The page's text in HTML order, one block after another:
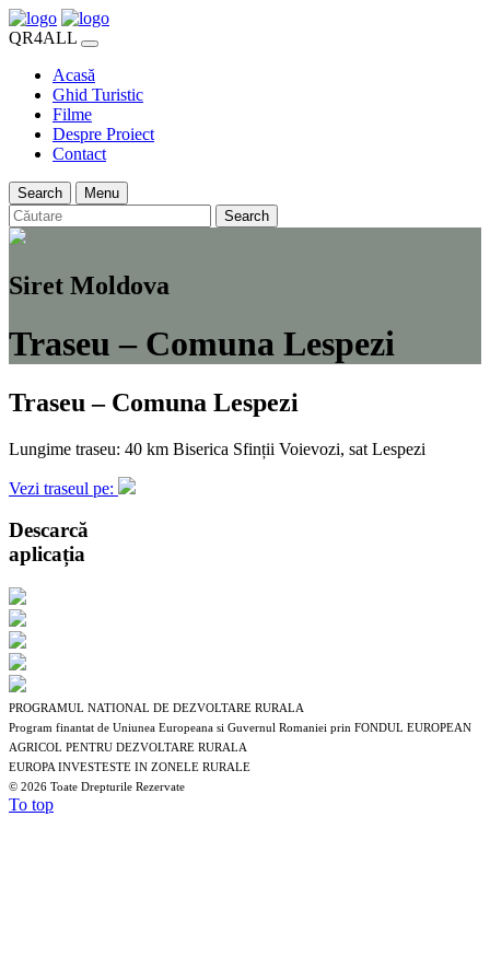
QR4ALL
Acasă
Ghid Turistic
Filme
Despre Proiect
Contact
Search
Menu
Search
Siret Moldova
Traseu – Comuna Lespezi
Traseu – Comuna Lespezi
Lungime traseu: 40 km Biserica Sfinții Voievozi, sat Lespezi
Vezi traseul pe:
Descarcă
aplicația
PROGRAMUL NATIONAL DE DEZVOLTARE RURALA
Program finantat de Uniunea Europeana si Guvernul Romaniei prin FONDUL EUROPEAN
AGRICOL PENTRU DEZVOLTARE RURALA
EUROPA INVESTESTE IN ZONELE RURALE
© 2026 Toate Drepturile Rezervate
To top